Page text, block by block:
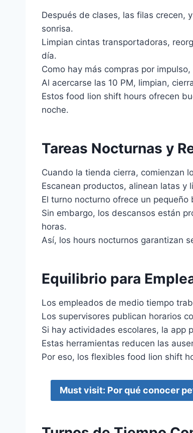
Después de clases, las filas crecen,
sonrisa.
Limpian cintas transportadoras,
día.
Como hay más compras por
Al acercarse las 10 PM, limpian,
Estos food lion shift hours ofrecen
noche.
Tareas Nocturnas y
Cuando la tienda cierra, comienzan
Escanean productos, alinean latas y
El turno nocturno ofrece un
Sin embargo, los descansos están
horas.
Así, los hours nocturnos garantizan
Equilibrio para
Los empleados de medio tiempo
Los supervisores publican horarios
Si hay actividades escolares, la app
Estas herramientas reducen las
Por eso, los flexibles food lion shift
Must visit: Por qué conocer